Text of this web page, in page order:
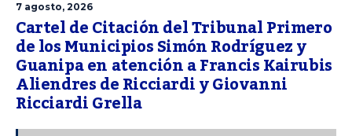
7 agosto, 2026
Cartel de Citación del Tribunal Primero
de los Municipios Simón Rodríguez y
Guanipa en atención a Francis Kairubis
Aliendres de Ricciardi y Giovanni
Ricciardi Grella